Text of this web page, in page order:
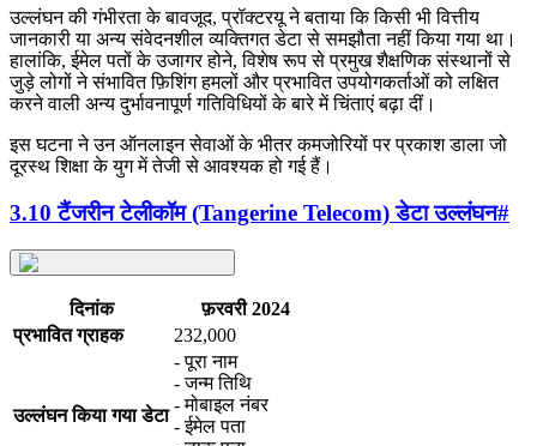
उल्लंघन की गंभीरता के बावजूद, प्रॉक्टरयू ने बताया कि किसी भी वित्तीय
जानकारी या अन्य संवेदनशील व्यक्तिगत डेटा से समझौता नहीं किया गया था।
हालांकि, ईमेल पतों के उजागर होने, विशेष रूप से प्रमुख शैक्षणिक संस्थानों से
जुड़े लोगों ने संभावित फ़िशिंग हमलों और प्रभावित उपयोगकर्ताओं को लक्षित
करने वाली अन्य दुर्भावनापूर्ण गतिविधियों के बारे में चिंताएं बढ़ा दीं।
इस घटना ने उन ऑनलाइन सेवाओं के भीतर कमजोरियों पर प्रकाश डाला जो
दूरस्थ शिक्षा के युग में तेजी से आवश्यक हो गई हैं।
3.10 टैंजरीन टेलीकॉम (Tangerine Telecom) डेटा उल्लंघन#
दिनांक
फ़रवरी 2024
प्रभावित ग्राहक
232,000
उल्लंघन किया गया डेटा
- पूरा नाम
- जन्म तिथि
- मोबाइल नंबर
- ईमेल पता